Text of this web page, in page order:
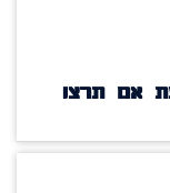
אם תרצו